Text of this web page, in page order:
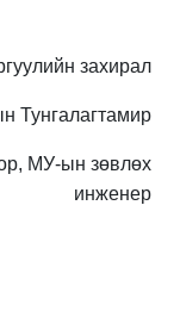
захирал
Тунгалагтамир
МУ-ын зөвлөх
инженер